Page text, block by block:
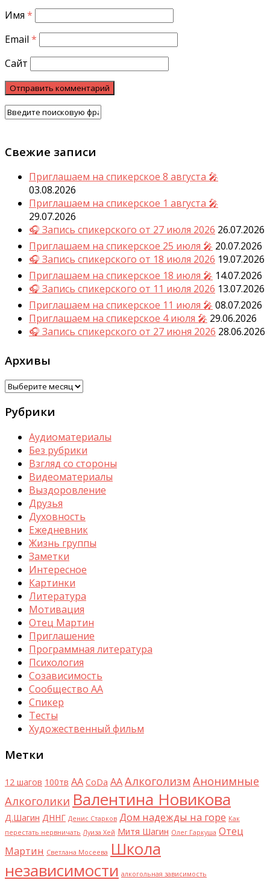
Имя *
Email *
Сайт
Свежие записи
Приглашаем на спикерское 8 августа 🎤
03.08.2026
Приглашаем на спикерское 1 августа 🎤
29.07.2026
🎧 Запись спикерского от 27 июля 2026 26.07.2026
Приглашаем на спикерское 25 июля 🎤 20.07.2026
🎧 Запись спикерского от 18 июля 2026 19.07.2026
Приглашаем на спикерское 18 июля 🎤 14.07.2026
🎧 Запись спикерского от 11 июля 2026 13.07.2026
Приглашаем на спикерское 11 июля 🎤 08.07.2026
Приглашаем на спикерское 4 июля 🎤 29.06.2026
🎧 Запись спикерского от 27 июня 2026 28.06.2026
Архивы
Архивы
Рубрики
Аудиоматериалы
Без рубрики
Взгляд со стороны
Видеоматериалы
Выздоровление
Друзья
Духовность
Ежедневник
Жизнь группы
Заметки
Интересное
Картинки
Литература
Мотивация
Отец Мартин
Приглашение
Программная литература
Психология
Созависимость
Сообщество АА
Спикер
Тесты
Художественный фильм
Метки
12 шагов 100тв AA CoDa АААлкоголизм Анонимные
Алкоголики Валентина Новикова
Д.Шагин ДННГ Денис Старков Дом надежды на горе Как
перестать нервничать Луиза Хей Митя Шагин Олег Гаркуша Отец
Мартин Светлана Мосеева Школа
независимости алкогольная зависимость